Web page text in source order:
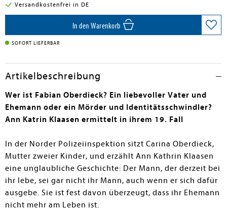
Versandkostenfrei in DE
In den Warenkorb
SOFORT LIEFERBAR
Artikelbeschreibung
Wer ist Fabian Oberdieck? Ein liebevoller Vater und
Ehemann oder ein Mörder und Identitätsschwindler?
Ann Katrin Klaasen ermittelt in ihrem 19. Fall
In der Norder Polizeiinspektion sitzt Carina Oberdieck,
Mutter zweier Kinder, und erzählt Ann Kathrin Klaasen
eine unglaubliche Geschichte: Der Mann, der derzeit bei
ihr lebe, sei gar nicht ihr Mann, auch wenn er sich dafür
ausgebe. Sie ist fest davon überzeugt, dass ihr Ehemann
nicht mehr am Leben ist.